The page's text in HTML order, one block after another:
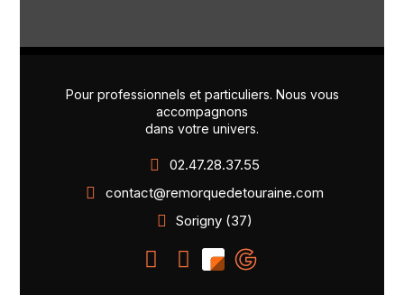
Pour professionnels et particuliers. Nous vous
accompagnons
dans votre univers.
02.47.28.37.55
contact@remorquedetouraine.com
Sorigny (37)